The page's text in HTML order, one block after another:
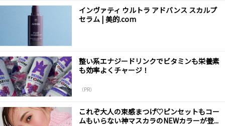
インヴァティ ウルトラ アドバンス スカルプ
セラム | 美的.com
整い系エナジードリンクでビタミンも栄養素
も効率よくチャージ！
（PR）
これぞ大人の束感まつげ♡ピンセットもコー
ムもいらない神マスカラのNEWカラーが登...